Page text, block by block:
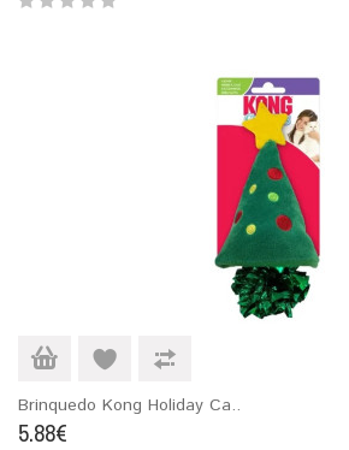
Brinquedo Kong Holiday Ca..
5.88€